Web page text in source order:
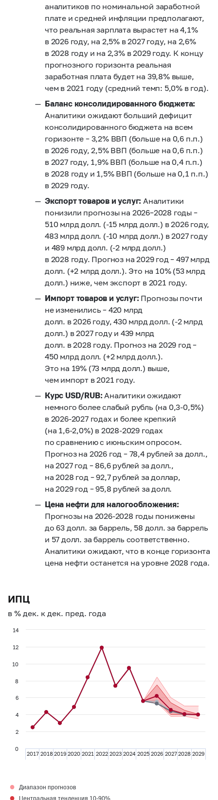
аналитиков по номинальной заработной
плате и средней инфляции предполагают,
что реальная зарплата вырастет на 4,1%
в 2026 году, на 2,5% в 2027 году, на 2,6%
в 2028 году и на 2,3% в 2029 году. К концу
прогнозного горизонта реальная
заработная плата будет на 39,8% выше,
чем в 2021 году (средний темп: 5,0% в год).
Баланс консолидированного бюджета:
Аналитики ожидают больший дефицит
консолидированного бюджета на всем
горизонте – 3,2% ВВП (больше на 0,6 п.п.)
в 2026 году, 2,5% ВВП (больше на 0,6 п.п.)
в 2027 году, 1,9% ВВП (больше на 0,4 п.п.)
в 2028 году и 1,5% ВВП (больше на 0,1 п.п.)
в 2029 году.
Экспорт товаров и услуг: Аналитики
понизили прогнозы на 2026–2028 годы –
510 млрд долл. (-15 млрд долл.) в 2026 году,
483 млрд долл. (-10 млрд долл.) в 2027 году
и 489 млрд долл. (-2 млрд долл.)
в 2028 году. Прогноз на 2029 год – 497 млрд
долл. (+2 млрд долл.). Это на 10% (53 млрд
долл.) ниже, чем экспорт в 2021 году.
Импорт товаров и услуг: Прогнозы почти
не изменились – 420 млрд
долл. в 2026 году, 430 млрд долл. (-2 млрд
долл.) в 2027 году и 439 млрд
долл. в 2028 году. Прогноз на 2029 год –
450 млрд долл. (+2 млрд долл.).
Это на 19% (73 млрд долл.) выше,
чем импорт в 2021 году.
Курс USD/RUB: Аналитики ожидают
немного более слабый рубль (на 0,3-0,5%)
в 2026-2027годах и более крепкий
(на 1,6-2,0%) в 2028-2029 годах
по сравнению с июньским опросом.
Прогноз на 2026 год – 78,4 рублей за долл.,
на 2027 год – 86,6 рублей за долл.,
на 2028 год – 92,7 рублей за доллар,
на 2029 год – 95,8 рублей за долл.
Цена нефти для налогообложения:
Прогнозы на 2026-2028 годы понижены
до 63 долл. за баррель, 58 долл. за баррель
и 57 долл. за баррель соответственно.
Аналитики ожидают, что в конце горизонта
цена нефти останется на уровне 2028 года.
ИПЦ
в % дек. к дек. пред. года
2017 2018 2019 2020 2021 2022 2023 2024 2025 2026 2027 2028 2029
0
2
4
6
8
10
12
14
● Диапазон прогнозов
●